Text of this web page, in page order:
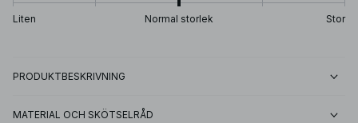
Liten Normal storlek Stor
PRODUKTBESKRIVNING
MATERIAL OCH SKÖTSELRÅD